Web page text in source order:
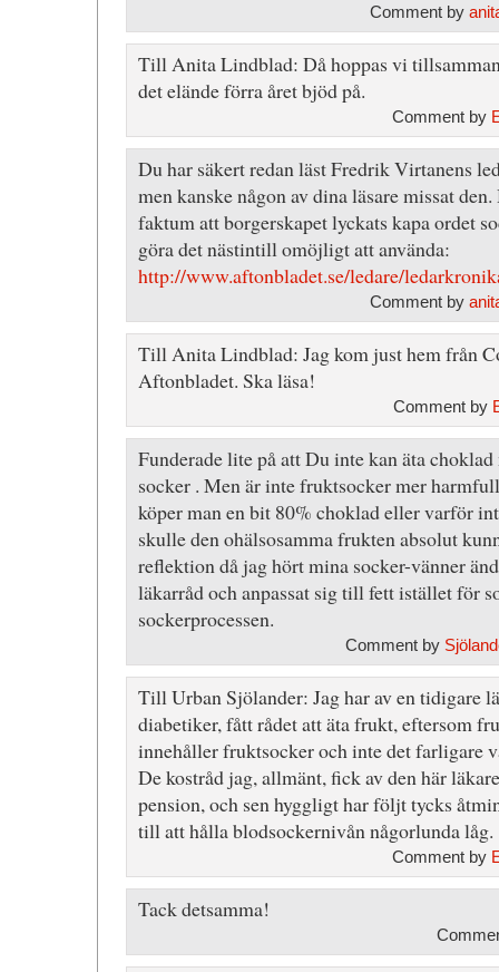
Comment by
Till Anita Lindblad: Då hoppas vi
det elände förra året bjöd på.
Comment by
Du har säkert redan läst Fredrik Virtanens
men kanske någon av dina läsare missat
faktum att borgerskapet lyckats kapa ordet
göra det nästintill omöjligt att använda:
http://www.aftonbladet.se/ledare/
Comment by
Till Anita Lindblad: Jag kom just hem från
Aftonbladet. Ska läsa!
Comment by
Funderade lite på att Du inte kan äta
socker . Men är inte fruktsocker mer
köper man en bit 80% choklad eller varför
skulle den ohälsosamma frukten absolut
reflektion då jag hört mina socker-vänner
läkarråd och anpassat sig till fett istället för
sockerprocessen.
Comment by
Till Urban Sjölander: Jag har av en tidigare
diabetiker, fått rådet att äta frukt, eftersom
innehåller fruktsocker och inte det farligare
De kostråd jag, allmänt, fick av den här
pension, och sen hyggligt har följt tycks
till att hålla blodsockernivån någorlunda låg.
Comment by
Tack detsamma!